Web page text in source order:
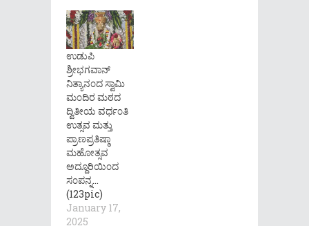
ಉಡುಪಿ
ಶ್ರೀಭಗವಾನ್
ನಿತ್ಯಾನ೦ದ ಸ್ವಾಮಿ
ಮ೦ದಿರ ಮಠದ
ದ್ವಿತೀಯ ವರ್ಧ೦ತಿ
ಉತ್ಸವ ಮತ್ತು
ಪ್ರಾಣಪ್ರತಿಷ್ಠಾ
ಮಹೋತ್ಸವ
ಅದ್ದೂರಿಯಿ೦ದ
ಸ೦ಪನ್ನ…
(123pic)
January 17,
2025